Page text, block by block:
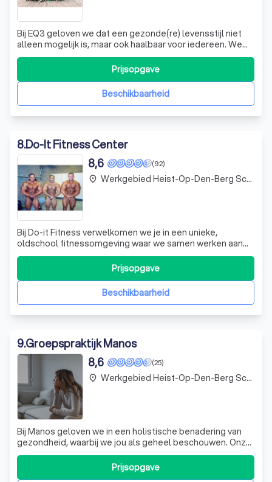
Bij EQ3 geloven we dat een gezonde(re) levensstijl niet
alleen mogelijk is, maar ook haalbaar voor iedereen. We
begrijpen dat je misschien vragen hebt over je
gezondheid en hoe je deze kunt verbeteren. Daarom
nodigen we je uit om onze EQ3-quiz in te vullen. Deze
korte online vragenlijst biedt je waa
Beschikbaarheid
Prijsopgave
8.Do-It Fitness Center
(92)
8,6
Bij Do-it Fitness verwelkomen we je in een unieke,
oldschool fitnessomgeving waar we samen werken aan
jouw doelen. Onder leiding van Tina en Jill, de nieuwe
gezichten achter de bar en in de gym, creëren we een
warme en ondersteunende sfeer. Of je nu vragen hebt
over een oefening of gewoon zin hebt i
Beschikbaarheid
Prijsopgave
place Werkgebied Heist-Op-Den-Berg Schriek
9.Groepspraktijk Manos
(25)
8,6
Bij Manos geloven we in een holistische benadering van
gezondheid, waarbij we jou als geheel beschouwen. Onze
missie is om je te helpen leven, bewegen en sporten
zonder pijn, vol levenslust en in harmonie met jezelf. Ons
multidisciplinair team staat klaar om samen met jou aan je
Prijsopgave
place Werkgebied Heist-Op-Den-Berg Schriek